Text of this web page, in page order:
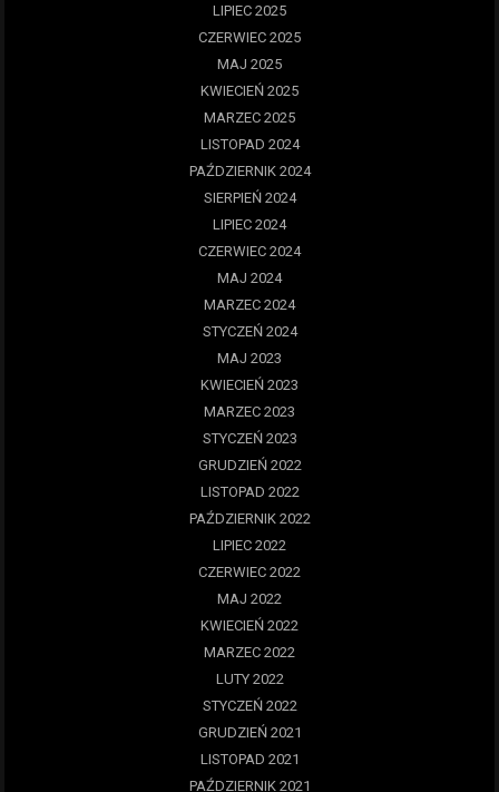
LIPIEC 2025
CZERWIEC 2025
MAJ 2025
KWIECIEŃ 2025
MARZEC 2025
LISTOPAD 2024
PAŹDZIERNIK 2024
SIERPIEŃ 2024
LIPIEC 2024
CZERWIEC 2024
MAJ 2024
MARZEC 2024
STYCZEŃ 2024
MAJ 2023
KWIECIEŃ 2023
MARZEC 2023
STYCZEŃ 2023
GRUDZIEŃ 2022
LISTOPAD 2022
PAŹDZIERNIK 2022
LIPIEC 2022
CZERWIEC 2022
MAJ 2022
KWIECIEŃ 2022
MARZEC 2022
LUTY 2022
STYCZEŃ 2022
GRUDZIEŃ 2021
LISTOPAD 2021
PAŹDZIERNIK 2021